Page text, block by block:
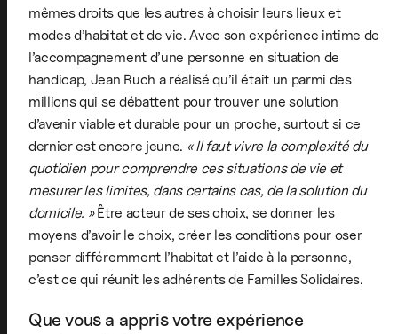
mêmes droits que les autres à choisir leurs lieux et
modes d’habitat et de vie. Avec son expérience intime de
l’accompagnement d’une personne en situation de
handicap, Jean Ruch a réalisé qu’il était un parmi des
millions qui se débattent pour trouver une solution
d’avenir viable et durable pour un proche, surtout si ce
dernier est encore jeune. « Il faut vivre la complexité du
quotidien pour comprendre ces situations de vie et
mesurer les limites, dans certains cas, de la solution du
domicile. »Être acteur de ses choix, se donner les
moyens d’avoir le choix, créer les conditions pour oser
penser différemment l’habitat et l’aide à la personne,
c’est ce qui réunit les adhérents de Familles Solidaires.
Que vous a appris votre expérience